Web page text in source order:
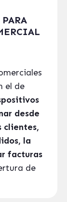
el de
desde
clientes,
la
facturas
de